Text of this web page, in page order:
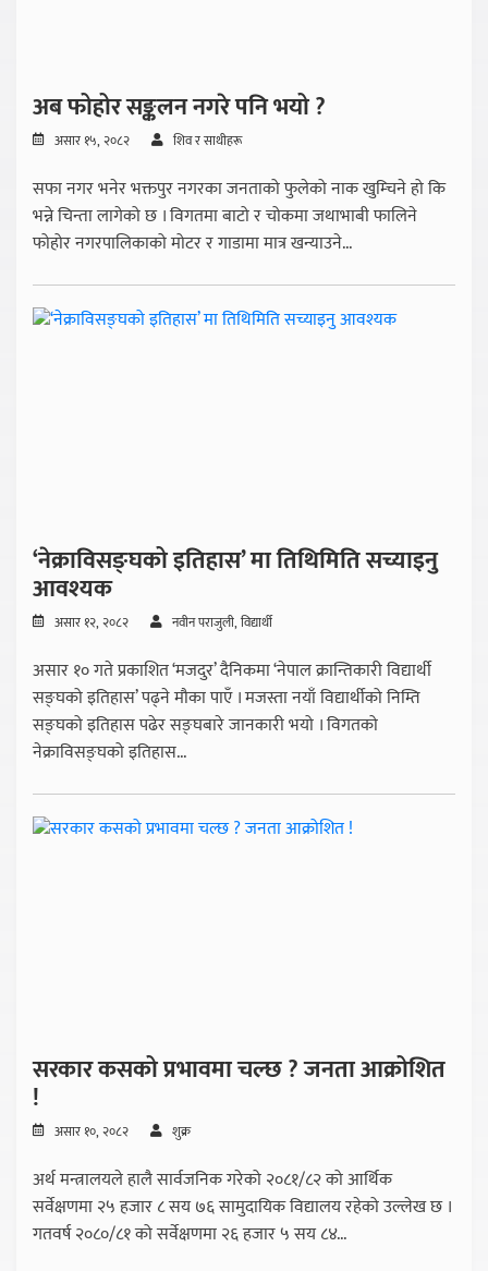
अब फोहोर सङ्कलन नगरे पनि भयो ?
असार १५, २०८२ शिव र साथीहरू
सफा नगर भनेर भक्तपुर नगरका जनताको फुलेको नाक खुम्चिने हो कि
भन्ने चिन्ता लागेको छ । विगतमा बाटो र चोकमा जथाभाबी फालिने
फोहोर नगरपालिकाको मोटर र गाडामा मात्र खन्याउने...
‘नेक्राविसङ्घको इतिहास’ मा तिथिमिति सच्याइनु
आवश्यक
असार १२, २०८२ नवीन पराजुली, विद्यार्थी
असार १० गते प्रकाशित ‘मजदुर’ दैनिकमा ‘नेपाल क्रान्तिकारी विद्यार्थी
सङ्घको इतिहास’ पढ्ने मौका पाएँ । मजस्ता नयाँ विद्यार्थीको निम्ति
सङ्घको इतिहास पढेर सङ्घबारे जानकारी भयो । विगतको
नेक्राविसङ्घको इतिहास...
सरकार कसको प्रभावमा चल्छ ? जनता आक्रोशित
!
असार १०, २०८२ शुक्र
अर्थ मन्त्रालयले हालै सार्वजनिक गरेको २०८१/८२ को आर्थिक
सर्वेक्षणमा २५ हजार ८ सय ७६ सामुदायिक विद्यालय रहेको उल्लेख छ ।
गतवर्ष २०८०/८१ को सर्वेक्षणमा २६ हजार ५ सय ८४...